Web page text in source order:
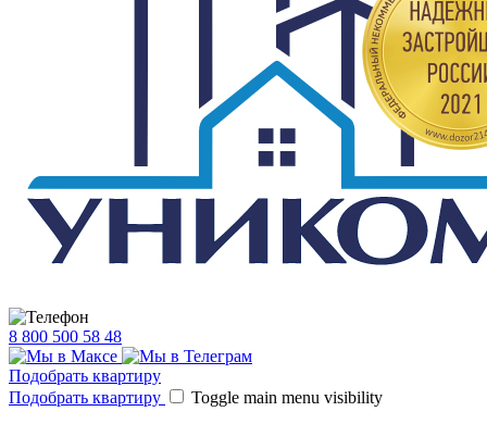
8 800 500 58 48
Подобрать квартиру
Подобрать квартиру
Toggle main menu visibility